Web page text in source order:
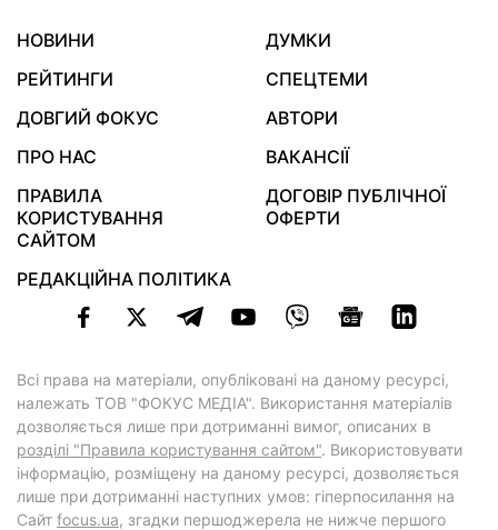
НОВИНИ
ДУМКИ
РЕЙТИНГИ
СПЕЦТЕМИ
ДОВГИЙ ФОКУС
АВТОРИ
ПРО НАС
ВАКАНСІЇ
ПРАВИЛА
КОРИСТУВАННЯ
САЙТОМ
ДОГОВІР ПУБЛІЧНОЇ
ОФЕРТИ
РЕДАКЦІЙНА ПОЛІТИКА
Всі права на матеріали, опубліковані на даному ресурсі,
належать ТОВ "ФОКУС МЕДІА". Використання матеріалів
дозволяється лише при дотриманні вимог, описаних в
розділі "Правила користування сайтом". Використовувати
інформацію, розміщену на даному ресурсі, дозволяється
лише при дотриманні наступних умов: гіперпосилання на
Cайт focus.ua, згадки першоджерела не нижче першого